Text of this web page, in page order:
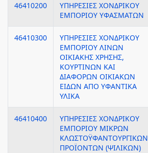
46410200
ΥΠΗΡΕΣΙΕΣ ΧΟΝΔΡΙΚΟΥ
ΕΜΠΟΡΙΟΥ ΥΦΑΣΜΑΤΩΝ
46410300
ΥΠΗΡΕΣΙΕΣ ΧΟΝΔΡΙΚΟΥ
ΕΜΠΟΡΙΟΥ ΛΙΝΩΝ
ΟΙΚΙΑΚΗΣ ΧΡΗΣΗΣ,
ΚΟΥΡΤΙΝΩΝ ΚΑΙ
ΔΙΑΦΟΡΩΝ ΟΙΚΙΑΚΩΝ
ΕΙΔΩΝ ΑΠΟ ΥΦΑΝΤΙΚΑ
ΥΛΙΚΑ
46410400
ΥΠΗΡΕΣΙΕΣ ΧΟΝΔΡΙΚΟΥ
ΕΜΠΟΡΙΟΥ ΜΙΚΡΩΝ
ΚΛΩΣΤΟΫΦΑΝΤΟΥΡΓΙΚΩΝ
ΠΡΟΪΟΝΤΩΝ (ΨΙΛΙΚΩΝ)